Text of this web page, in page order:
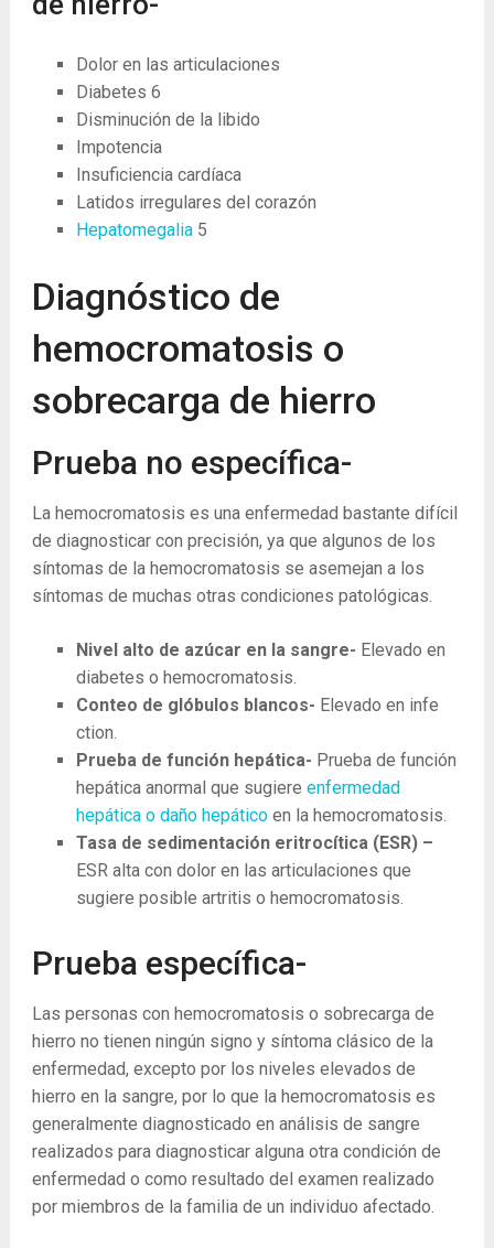
Dolor en las articulaciones
Diabetes 6
Disminución de la libido
Impotencia
Insuficiencia cardíaca
Latidos irregulares del corazón
Hepatomegalia 5
Diagnóstico de
hemocromatosis o
sobrecarga de hierro
Prueba no específica-
La hemocromatosis es una enfermedad bastante difícil
de diagnosticar con precisión, ya que algunos de los
síntomas de la hemocromatosis se asemejan a los
síntomas de muchas otras condiciones patológicas.
Nivel alto de azúcar en la sangre- Elevado en
diabetes o hemocromatosis.
Conteo de glóbulos blancos- Elevado en infe
ction.
Prueba de función hepática- Prueba de función
hepática anormal que sugiere enfermedad
hepática o daño hepático en la hemocromatosis.
Tasa de sedimentación eritrocítica (ESR) –
ESR alta con dolor en las articulaciones que
sugiere posible artritis o hemocromatosis.
Prueba específica-
Las personas con hemocromatosis o sobrecarga de
hierro no tienen ningún signo y síntoma clásico de la
enfermedad, excepto por los niveles elevados de
hierro en la sangre, por lo que la hemocromatosis es
generalmente diagnosticado en análisis de sangre
realizados para diagnosticar alguna otra condición de
enfermedad o como resultado del examen realizado
por miembros de la familia de un individuo afectado.